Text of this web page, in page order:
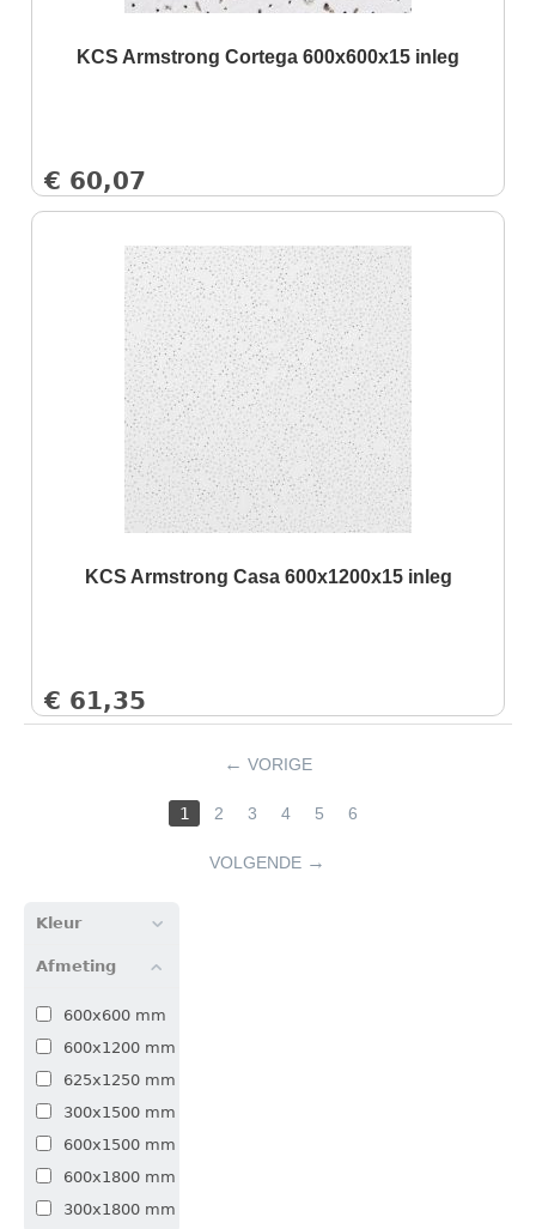
KCS Armstrong Cortega 600x600x15 inleg
€ 60,07
KCS Armstrong Casa 600x1200x15 inleg
€ 61,35
VORIGE
1 2 3 4 5 6
VOLGENDE
Kleur
Afmeting
600x600 mm
600x1200 mm
625x1250 mm
300x1500 mm
600x1500 mm
600x1800 mm
300x1800 mm